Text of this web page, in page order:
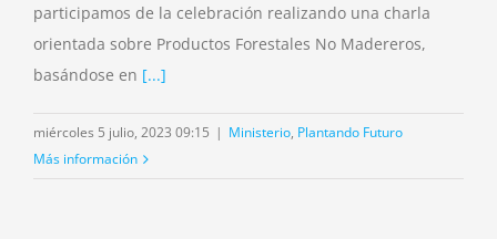
participamos de la celebración realizando una charla
orientada sobre Productos Forestales No Madereros,
basándose en [...]
miércoles 5 julio, 2023 09:15 | Ministerio, Plantando Futuro
Más información